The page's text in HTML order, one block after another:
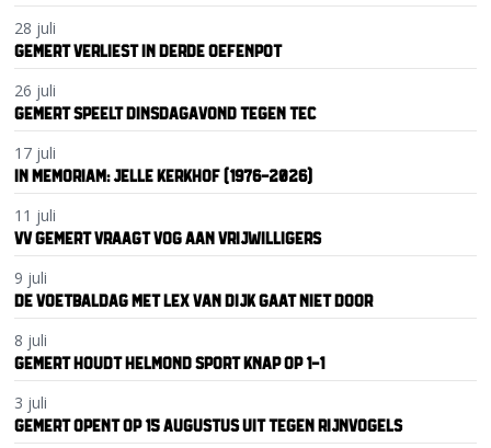
28 juli
GEMERT VERLIEST IN DERDE OEFENPOT
26 juli
GEMERT SPEELT DINSDAGAVOND TEGEN TEC
17 juli
IN MEMORIAM: JELLE KERKHOF (1976-2026)
11 juli
VV GEMERT VRAAGT VOG AAN VRIJWILLIGERS
9 juli
DE VOETBALDAG MET LEX VAN DIJK GAAT NIET DOOR
8 juli
GEMERT HOUDT HELMOND SPORT KNAP OP 1-1
3 juli
GEMERT OPENT OP 15 AUGUSTUS UIT TEGEN RIJNVOGELS